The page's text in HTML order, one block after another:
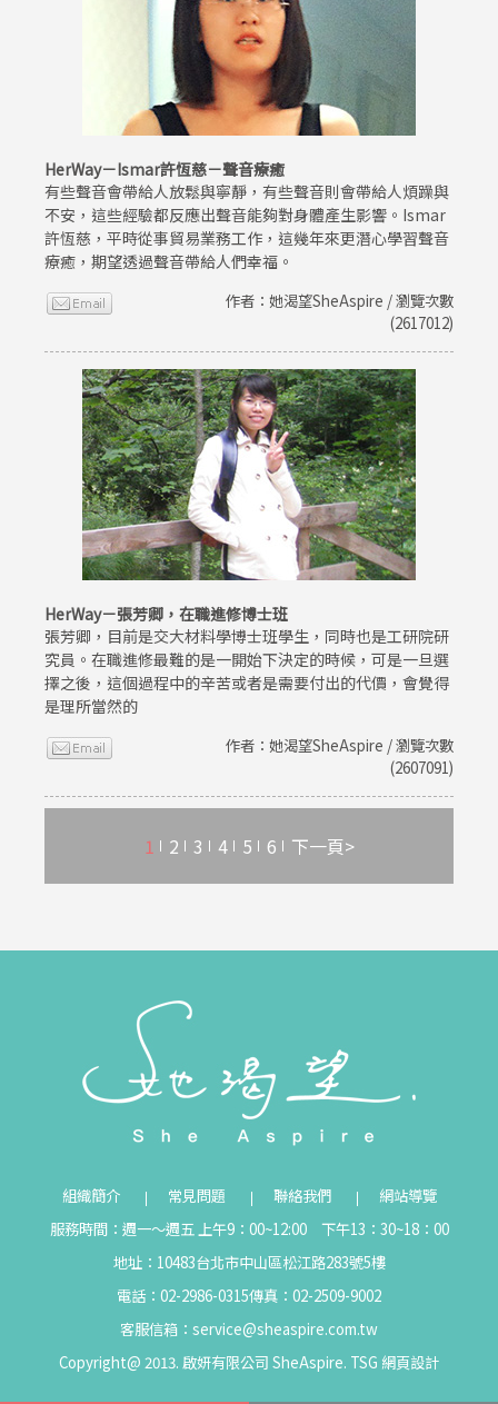
HerWay－Ismar許恆慈－聲音療癒
有些聲音會帶給人放鬆與寧靜，有些聲音則會帶給人煩躁與
不安，這些經驗都反應出聲音能夠對身體產生影響。Ismar
許恆慈，平時從事貿易業務工作，這幾年來更潛心學習聲音
療癒，期望透過聲音帶給人們幸福。
作者：她渴望SheAspire / 瀏覽次數
(2617012)
HerWay－張芳卿，在職進修博士班
張芳卿，目前是交大材料學博士班學生，同時也是工研院研
究員。在職進修最難的是一開始下決定的時候，可是一旦選
擇之後，這個過程中的辛苦或者是需要付出的代價，會覺得
是理所當然的
作者：她渴望SheAspire / 瀏覽次數
(2607091)
1 2 3 4 5 6 下一頁>
組織簡介 常見問題 聯絡我們
網站導覽
服務時間：週一～週五 上午9：00~12:00 下午13：30~18：00
地址：10483台北市中山區松江路283號5樓
電話：02-2986-0315傳真：02-2509-9002
客服信箱： service@sheaspire.com.tw
Copyright@ 2013. 啟妍有限公司 SheAspire. TSG 網頁設計